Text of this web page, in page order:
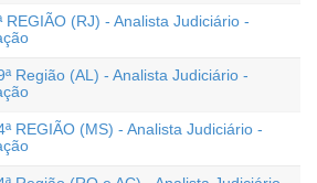
REGIÃO (RJ) - Analista Judiciário -
Região (AL) - Analista Judiciário -
REGIÃO (MS) - Analista Judiciário -